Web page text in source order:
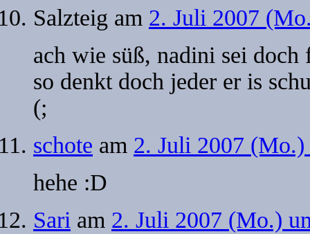
Salzteig am 2. Juli 2007
ach wie süß, nadini sei doch
so denkt doch jeder er is
(;
schote am 2. Juli 2007 (Mo.)
hehe :D
Sari am 2. Juli 2007 (Mo.)